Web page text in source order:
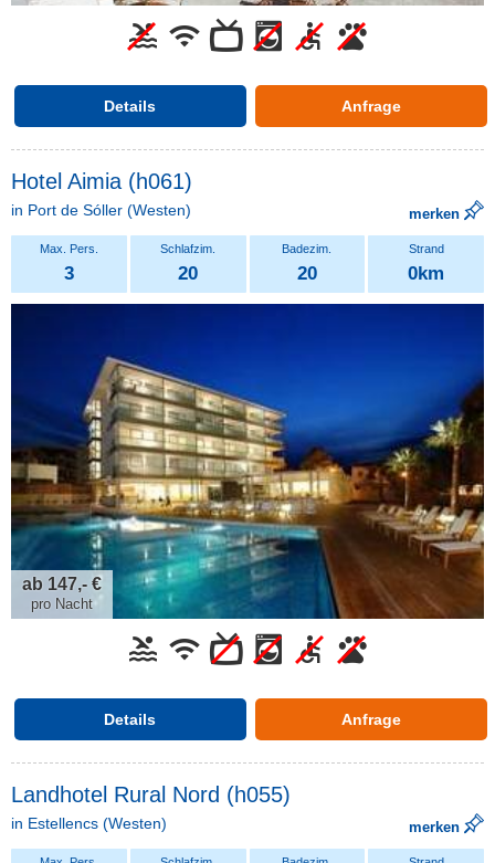
Details Anfrage
Hotel Aimia (h061)
in Port de Sóller (Westen) merken
3 20 20 0km
ab 147,- €
pro Nacht
Details Anfrage
Landhotel Rural Nord (h055)
in Estellencs (Westen) merken